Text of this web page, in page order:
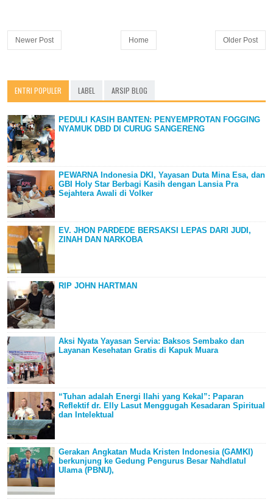
Newer Post Older Post
Home
ENTRI POPULER LABEL ARSIP BLOG
PEDULI KASIH BANTEN: PENYEMPROTAN FOGGING
NYAMUK DBD DI CURUG SANGERENG
PEWARNA Indonesia DKI, Yayasan Duta Mina Esa, dan
GBI Holy Star Berbagi Kasih dengan Lansia Pra
Sejahtera Awali di Volker
EV. JHON PARDEDE BERSAKSI LEPAS DARI JUDI,
ZINAH DAN NARKOBA
RIP JOHN HARTMAN
Aksi Nyata Yayasan Servia: Baksos Sembako dan
Layanan Kesehatan Gratis di Kapuk Muara
“Tuhan adalah Energi Ilahi yang Kekal”: Paparan
Reflektif dr. Elly Lasut Menggugah Kesadaran Spiritual
dan Intelektual
Gerakan Angkatan Muda Kristen Indonesia (GAMKI)
berkunjung ke Gedung Pengurus Besar Nahdlatul
Ulama (PBNU),